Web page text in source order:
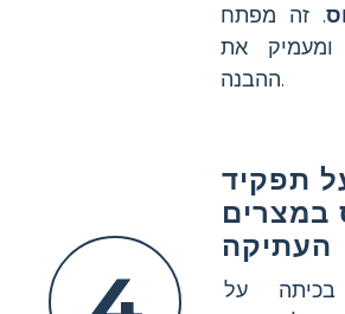
. זה מפתח
ומעמיק את
ההבנה.
תפקיד
במצרים
העתיקה
על